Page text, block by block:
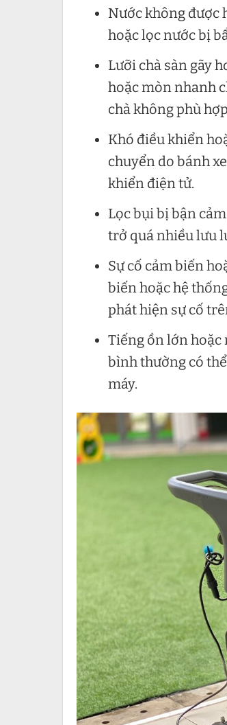
Nước không được
hoặc lọc nước bị
Lưỡi chà sàn gãy
hoặc mòn nhanh
chà không phù
Khó điều khiển
chuyển do bánh
khiển điện tử.
Lọc bụi bị bận
trở quá nhiều lưu
Sự cố cảm biến
biến hoặc hệ
phát hiện sự cố
Tiếng ồn lớn hoặc
bình thường có
máy.